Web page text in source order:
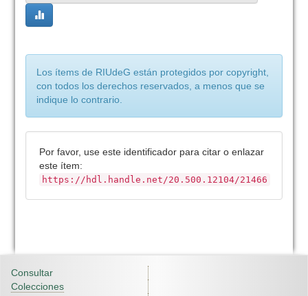
Los ítems de RIUdeG están protegidos por copyright,
con todos los derechos reservados, a menos que se
indique lo contrario.
Por favor, use este identificador para citar o enlazar
este ítem:
https://hdl.handle.net/20.500.12104/21466
Consultar
Colecciones